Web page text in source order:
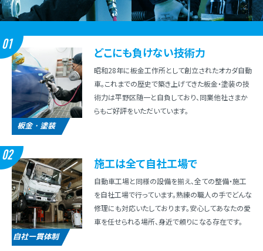
01
板金・塗装
どこにも負けない技術⼒
昭和28年に板⾦⼯作所として創⽴されたオカダ⾃動
⾞。これまでの歴史で築き上げてきた板⾦・塗装の技
術⼒は平野区随⼀と⾃負しており、同業他社さまか
らもご好評をいただいています。
02
自社一貫体制
施⼯は全て⾃社⼯場で
⾃動⾞⼯場と同様の設備を揃え、全ての整備・施⼯
を⾃社⼯場で⾏っています。熟練の職⼈の⼿でどんな
修理にも対応いたしております。安⼼してあなたの愛
⾞を任せられる場所、⾝近で頼りになる存在です。